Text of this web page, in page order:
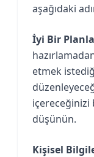
aşağıdaki
İyi Bir
etmek
içereceğinizi
düşünün.
Kişisel